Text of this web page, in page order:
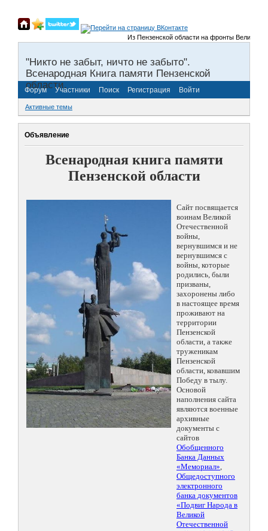
Из Пензенской области на фронты Великой
"Никто не забыт, ничто не забыто".
Всенародная Книга памяти Пензенской
области.
Форум Участники Поиск Регистрация Войти
Активные темы
Объявление
Всенародная книга памяти
Пензенской области
Сайт посвящается
воинам Великой
Отечественной
войны,
вернувшимся и не
вернувшимся с
войны, которые
родились, были
призваны,
захоронены либо
в настоящее время
проживают на
территории
Пензенской
области, а также
труженикам
Пензенской
области, ковавшим
Победу в тылу.
Основой
наполнения сайта
являются военные
архивные
документы с
сайтов
Обобщенного
Банка Данных
«Мемориал»,
Общедоступного
электронного
банка документов
«Подвиг Народа в
Великой
Отечественной